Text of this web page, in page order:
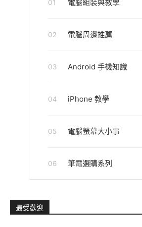
01 電腦組裝與教學
02 電腦周邊推薦
03 Android 手機知識
04 iPhone 教學
05 電腦螢幕大小事
06 筆電選購系列
最受歡迎